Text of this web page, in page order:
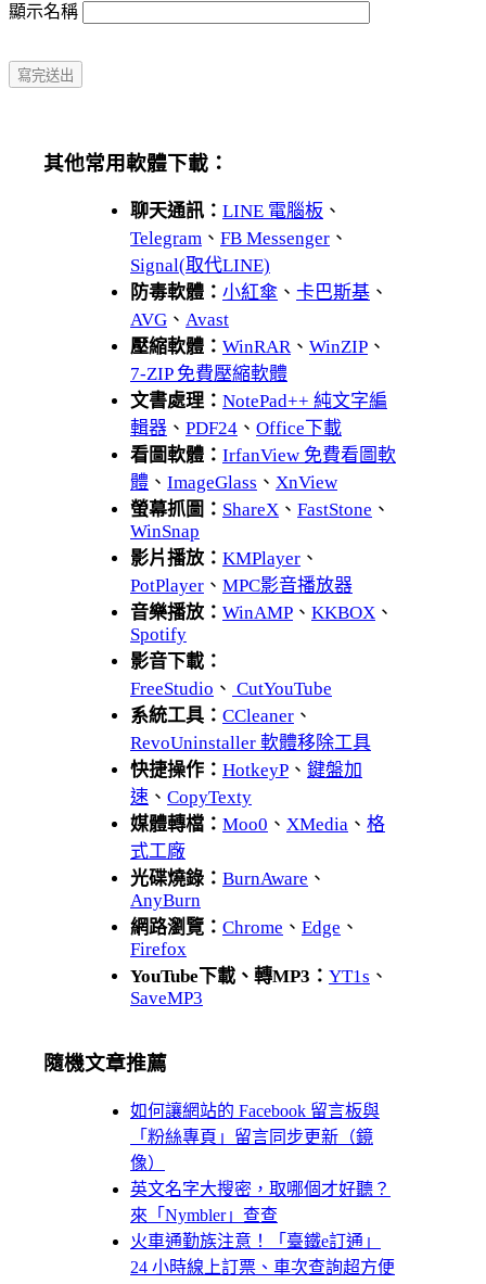
顯示名稱
其他常用軟體下載：
聊天通訊： LINE 電腦板 、
Telegram 、 FB Messenger 、
Signal(取代LINE)
防毒軟體： 小紅傘 、 卡巴斯基 、
AVG 、 Avast
壓縮軟體： WinRAR、 WinZIP 、
7-ZIP 免費壓縮軟體
文書處理： NotePad++ 純文字編
輯器 、 PDF24 、 Office下載
看圖軟體： IrfanView 免費看圖軟
體 、 ImageGlass 、 XnView
螢幕抓圖： ShareX 、 FastStone 、
WinSnap
影片播放： KMPlayer 、
PotPlayer 、 MPC影音播放器
音樂播放： WinAMP 、 KKBOX 、
Spotify
影音下載：
FreeStudio 、 CutYouTube
系統工具： CCleaner 、
RevoUninstaller 軟體移除工具
快捷操作： HotkeyP 、 鍵盤加
速 、 CopyTexty
媒體轉檔： Moo0 、 XMedia 、 格
式工廠
光碟燒錄： BurnAware 、
AnyBurn
網路瀏覽： Chrome 、 Edge 、
Firefox
YouTube下載、轉MP3： YT1s 、
SaveMP3
隨機文章推薦
如何讓網站的 Facebook 留言板與
「粉絲專頁」留言同步更新（鏡
像）
英文名字大搜密，取哪個才好聽？
來「Nymbler」查查
火車通勤族注意！「臺鐵e訂通」
24 小時線上訂票、車次查詢超方便